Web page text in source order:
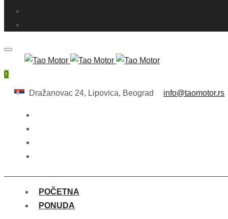
0
Dražanovac 24, Lipovica, Beograd info@taomotor.rs
POČETNA
PONUDA